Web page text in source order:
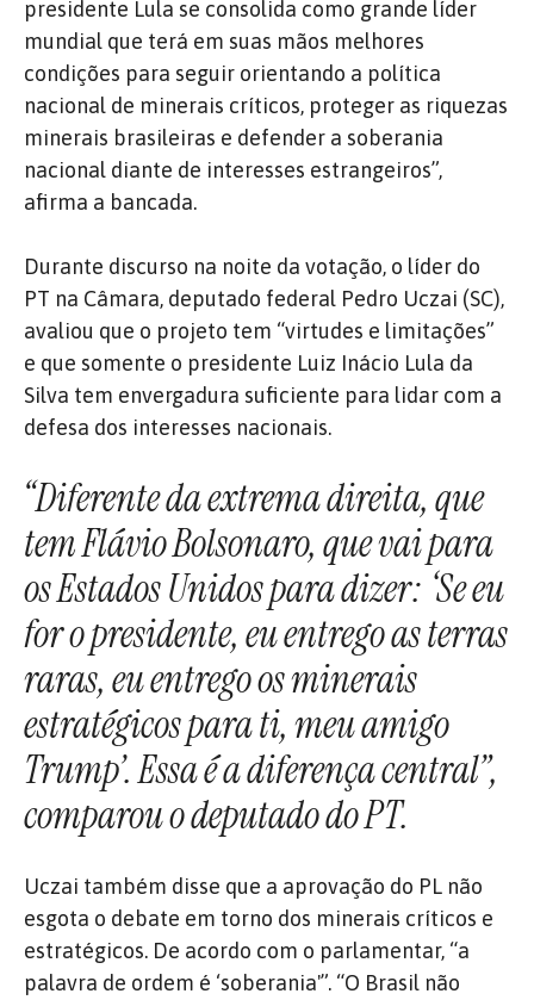
presidente Lula se consolida como grande líder
mundial que terá em suas mãos melhores
condições para seguir orientando a política
nacional de minerais críticos, proteger as riquezas
minerais brasileiras e defender a soberania
nacional diante de interesses estrangeiros”,
afirma a bancada.
Durante discurso na noite da votação, o líder do
PT na Câmara, deputado federal Pedro Uczai (SC),
avaliou que o projeto tem “virtudes e limitações”
e que somente o presidente Luiz Inácio Lula da
Silva tem envergadura suficiente para lidar com a
defesa dos interesses nacionais.
“Diferente da extrema direita, que
tem Flávio Bolsonaro, que vai para
os Estados Unidos para dizer: ‘Se eu
for o presidente, eu entrego as terras
raras, eu entrego os minerais
estratégicos para ti, meu amigo
Trump’. Essa é a diferença central”,
comparou o deputado do PT.
Uczai também disse que a aprovação do PL não
esgota o debate em torno dos minerais críticos e
estratégicos. De acordo com o parlamentar, “a
palavra de ordem é ‘soberania'”. “O Brasil não